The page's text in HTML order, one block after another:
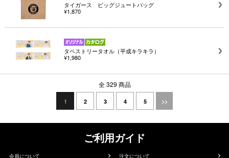
タイガース ビッグジュートバッグ
¥1,870
タペストリータオル（平成キラキラ）
¥1,980
全 329 商品
1 2 3 4 5 >>
ご利用ガイド
会員について 注文について